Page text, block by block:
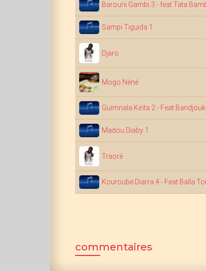
Barouni Gambi 3 - feat Tata
Sampi Tiguida 1
Djaro
Mogo Néné
Guimnala Keïta 2 - Feat
Madou Diaby 1
Traoré
Kouroube Diarra 4 - Feat Balla
commentaires